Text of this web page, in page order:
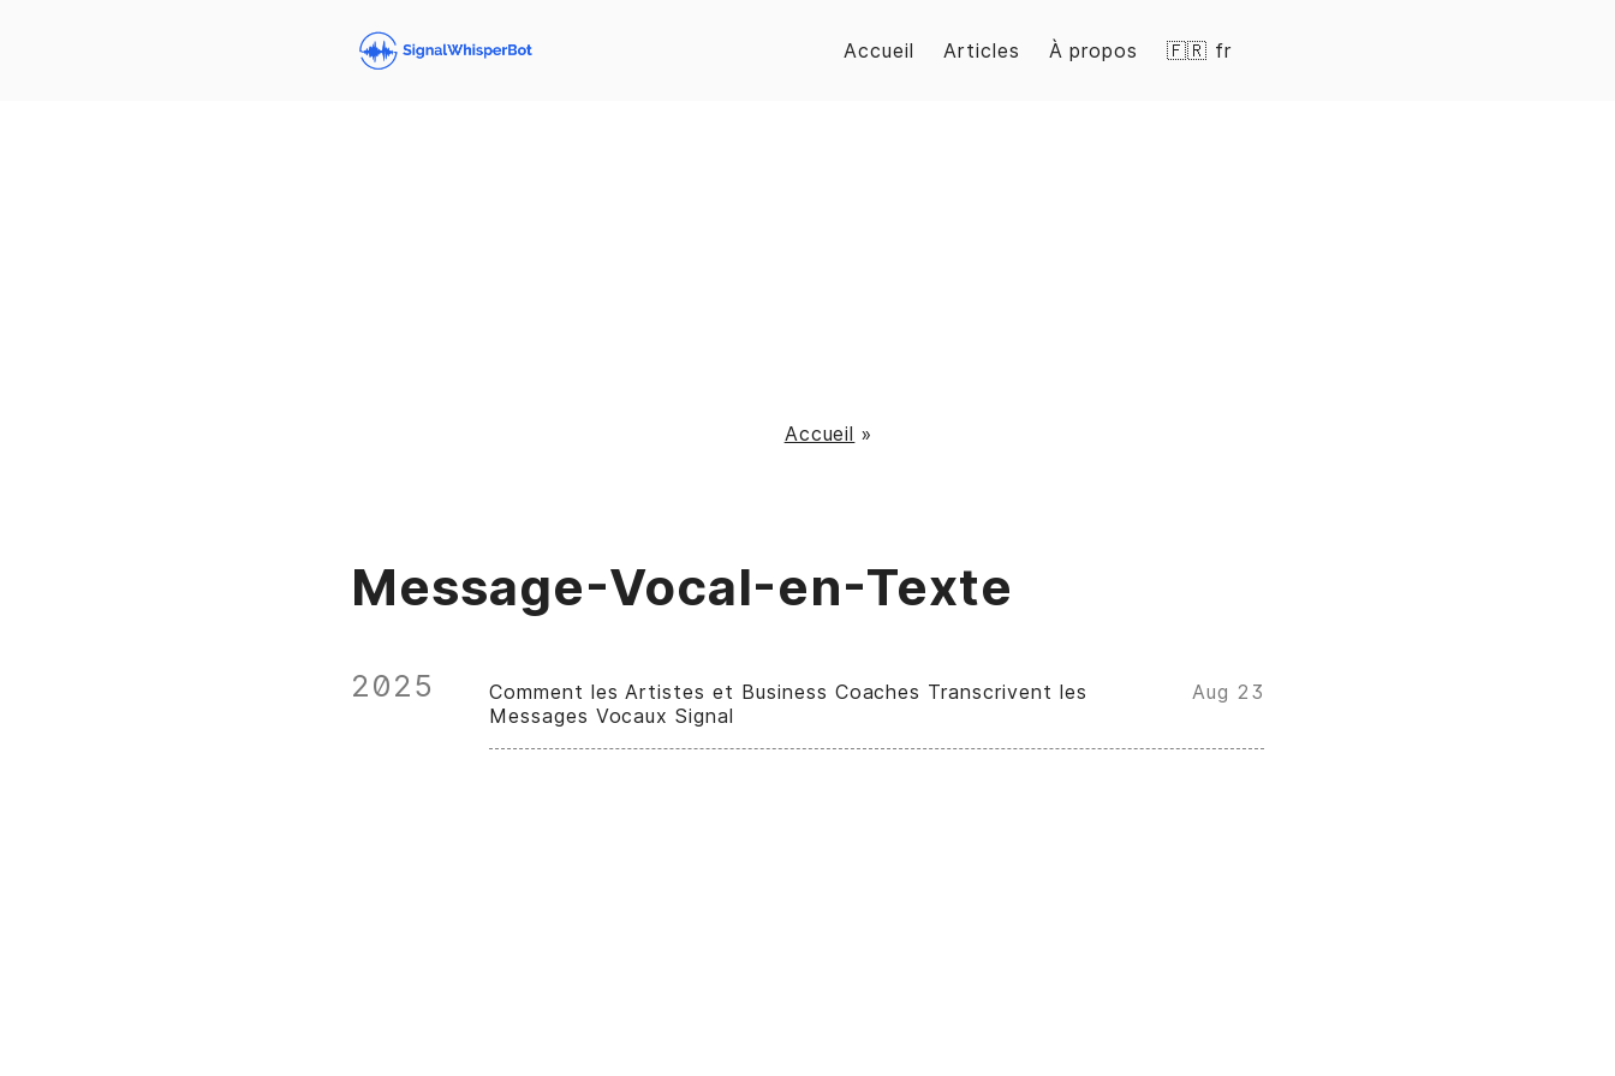
Accueil Articles À propos 🇫🇷 fr
Accueil »
Message-Vocal-en-Texte
2025
Comment les Artistes et Business Coaches Transcrivent les
Messages Vocaux Signal
Aug 23